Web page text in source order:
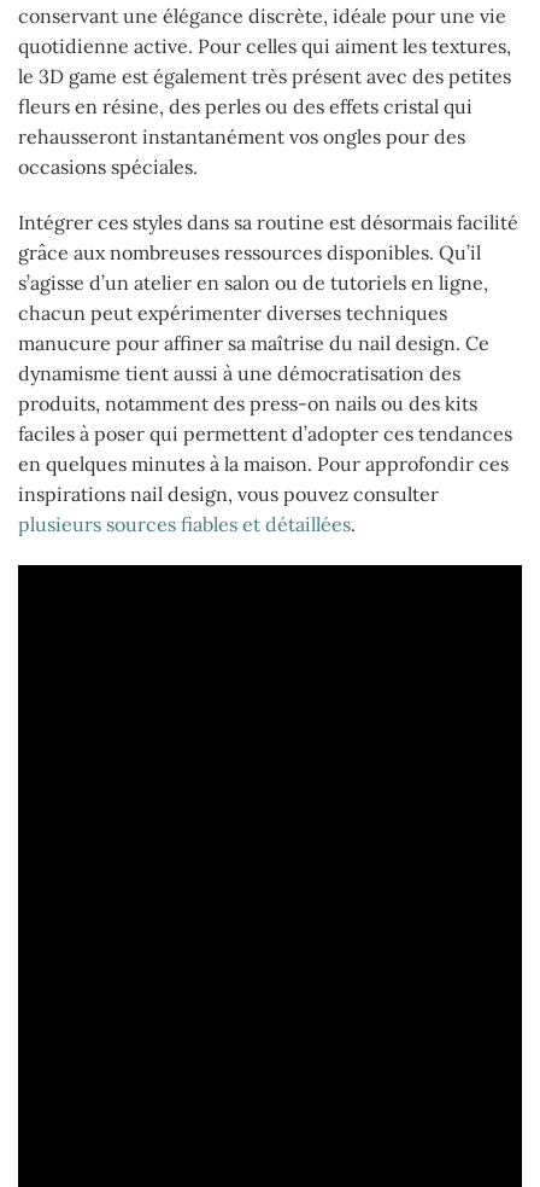
conservant une élégance discrète, idéale pour une vie
quotidienne active. Pour celles qui aiment les textures,
le 3D game est également très présent avec des petites
fleurs en résine, des perles ou des effets cristal qui
rehausseront instantanément vos ongles pour des
occasions spéciales.
Intégrer ces styles dans sa routine est désormais facilité
grâce aux nombreuses ressources disponibles. Qu’il
s’agisse d’un atelier en salon ou de tutoriels en ligne,
chacun peut expérimenter diverses techniques
manucure pour affiner sa maîtrise du nail design. Ce
dynamisme tient aussi à une démocratisation des
produits, notamment des press-on nails ou des kits
faciles à poser qui permettent d’adopter ces tendances
en quelques minutes à la maison. Pour approfondir ces
inspirations nail design, vous pouvez consulter
plusieurs sources fiables et détaillées.